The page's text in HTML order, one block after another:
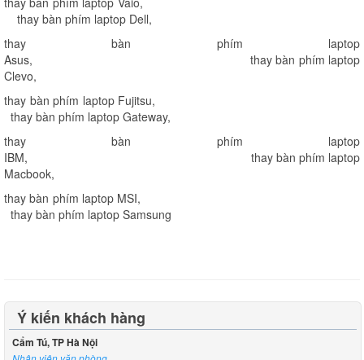
thay bàn phím laptop Dell,
thay bàn phím laptop
Asus,
thay bàn phím laptop
Clevo,
thay bàn phím laptop Fujitsu,
thay bàn phím laptop Gateway,
thay bàn phím laptop
IBM, thay bàn phím laptop
Macbook,
thay bàn phím laptop MSI,
thay bàn phím laptop Samsung
Ý kiến khách hàng
Cẩm Tú, TP Hà Nội